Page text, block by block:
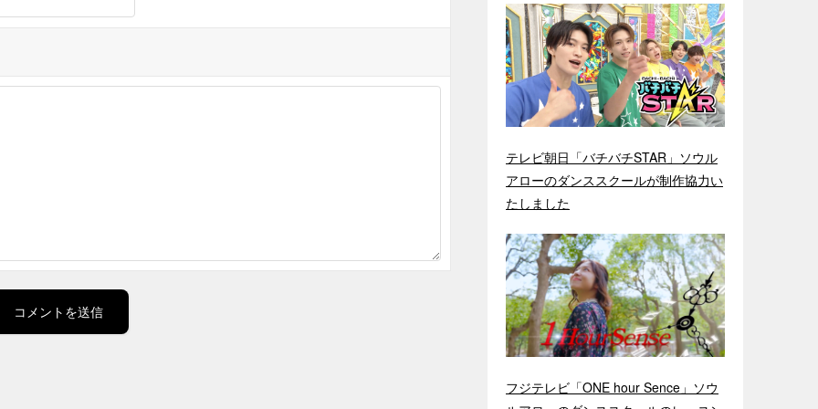
テレビ朝日「バチバチSTAR」ソウル
アローのダンススクールが制作協力い
たしました
フジテレビ「ONE hour Sence」ソウ